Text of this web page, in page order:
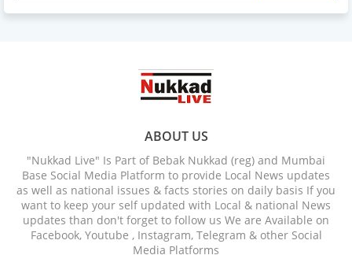
ABOUT US
"Nukkad Live" Is Part of Bebak Nukkad (reg) and Mumbai
Base Social Media Platform to provide Local News updates
as well as national issues & facts stories on daily basis If you
want to keep your self updated with Local & national News
updates than don't forget to follow us We are Available on
Facebook, Youtube , Instagram, Telegram & other Social
Media Platforms